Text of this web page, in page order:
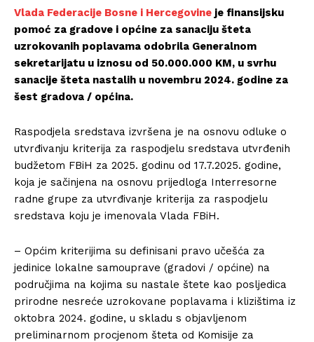
Vlada Federacije Bosne i Hercegovine je finansijsku
pomoć za gradove i općine za sanaciju šteta
uzrokovanih poplavama odobrila Generalnom
sekretarijatu u iznosu od 50.000.000 KM, u svrhu
sanacije šteta nastalih u novembru 2024. godine za
šest gradova / općina.
Raspodjela sredstava izvršena je na osnovu odluke o
utvrđivanju kriterija za raspodjelu sredstava utvrđenih
budžetom FBiH za 2025. godinu od 17.7.2025. godine,
koja je sačinjena na osnovu prijedloga Interresorne
radne grupe za utvrđivanje kriterija za raspodjelu
sredstava koju je imenovala Vlada FBiH.
– Općim kriterijima su definisani pravo učešća za
jedinice lokalne samouprave (gradovi / općine) na
područjima na kojima su nastale štete kao posljedica
prirodne nesreće uzrokovane poplavama i klizištima iz
oktobra 2024. godine, u skladu s objavljenom
preliminarnom procjenom šteta od Komisije za